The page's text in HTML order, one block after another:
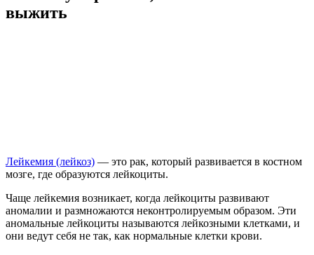
выжить
Лейкемия (лейкоз) — это рак, который развивается в костном
мозге, где образуются лейкоциты.
Чаще лейкемия возникает, когда лейкоциты развивают
аномалии и размножаются неконтролируемым образом. Эти
аномальные лейкоциты называются лейкозными клетками, и
они ведут себя не так, как нормальные клетки крови.